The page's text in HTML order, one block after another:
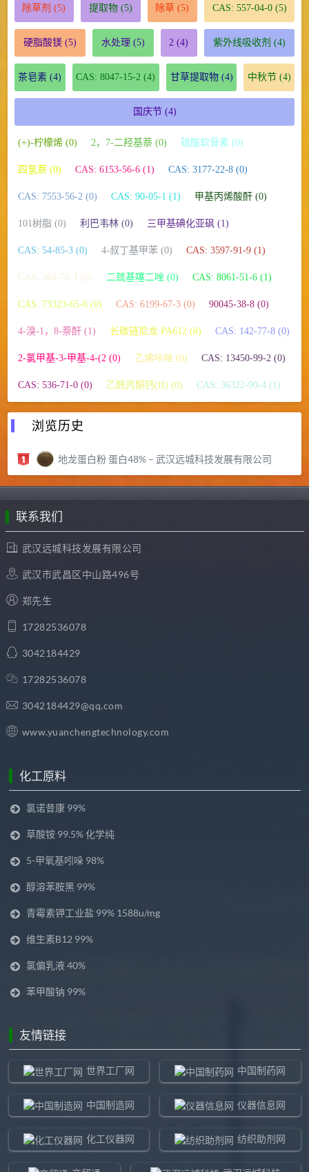
除草剂 (5) 提取物(5) 除草 (5) CAS: 557-04-0(5)
硬脂酸镁(5) 水处理 (5) 2 (4) 紫外线吸收剂 (4)
茶皂素 (4) CAS: 8047-15-2 (4) 甘草提取物(4) 中秋节(4)
国庆节(4)
(+)-柠檬烯 (0) 2，7-二羟基萘 (0) 硫酸软骨素 (0)
四氢萘 (0) CAS: 6153-56-6 (1) CAS: 3177-22-8 (0)
CAS: 7553-56-2 (0) CAS: 90-05-1 (1) 甲基丙烯酸酐 (0)
101树脂 (0) 利巴韦林 (0) 三甲基碘化亚砜 (1)
CAS: 54-85-3 (0) 4-叔丁基甲苯 (0) CAS: 3597-91-9 (1)
CAS: 364-76-1 (0) 二巯基噻二唑 (0) CAS: 8061-51-6 (1)
CAS: 73323-65-6 (0) CAS: 6199-67-3 (0) 90045-38-8 (0)
4-溴-1，8-萘酐 (1) 长碳链尼龙 PA612 (0) CAS: 142-77-8 (0)
2-氯甲基-3-甲基-4-(2 (0) 乙烯咔唑 (0) CAS: 13450-99-2 (0)
CAS: 536-71-0 (0) 乙酰丙酮钙(II) (0) CAS: 36322-90-4 (1)
浏览历史
地龙蛋白粉 蛋白48% – 武汉远城科技发展有限公司
联系我们
武汉远城科技发展有限公司
武汉市武昌区中山路496号
郑先生
17282536078
3042184429
17282536078
3042184429@qq.com
www.yuanchengtechnology.com
化工原料
氯诺昔康 99%
草酸铵 99.5% 化学纯
5-甲氧基吲哚 98%
醇溶苯胺黑 99%
青霉素钾工业盐 99% 1588u/mg
维生素B12 99%
氯偏乳液 40%
苯甲酸钠 99%
友情链接
世界工厂网 中国制药网
中国制造网 仪器信息网
化工仪器网 纺织助剂网